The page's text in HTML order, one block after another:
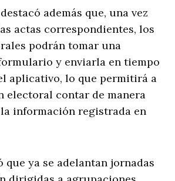
además que, una vez
actas correspondientes, los
podrán tomar una
y enviarla en tiempo
aplicativo, lo que permitirá a
electoral contar de manera
información registrada en
que ya se adelantan jornadas